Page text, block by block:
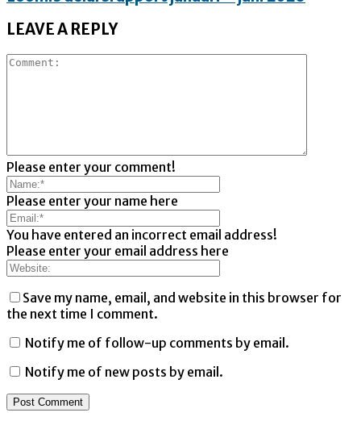
LEAVE A REPLY
Please enter your comment!
Please enter your name here
You have entered an incorrect email address!
Please enter your email address here
Save my name, email, and website in this browser for
the next time I comment.
Notify me of follow-up comments by email.
Notify me of new posts by email.